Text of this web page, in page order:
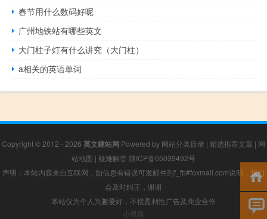
春节用什么数码好呢
广州地铁站有哪些英文
大门柱子灯有什么讲究（大门柱）
a相关的英语单词
Copyright © 2012 - 2026 英文建站网 Powered by 网站分类目录 | 精选推荐文章 | 网
站地图 | 疑难解答 陕ICP备05039492号
声明：本站内容来自互联网，如信息有错误可发邮件到f_fb#foxmail.com说明，我们
会及时纠正，谢谢
本站仅为个人兴趣爱好，不接盈利性广告及商业合作
小男孩